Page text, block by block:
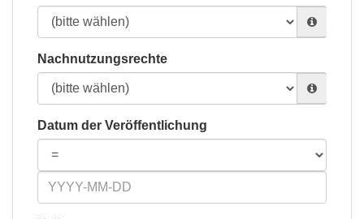
Nachnutzungsrechte
Datum der Veröffentlichung